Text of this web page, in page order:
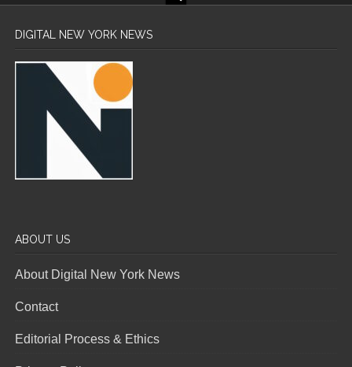
DIGITAL NEW YORK NEWS
ABOUT US
About Digital New York News
Contact
Editorial Process & Ethics